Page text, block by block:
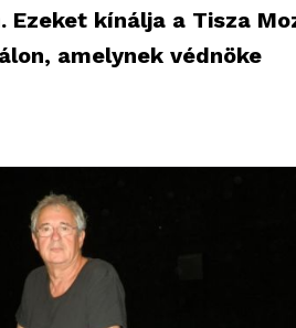
Ezeket kínálja a Tisza
amelynek védnöke